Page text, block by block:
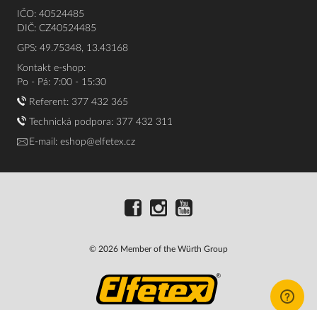
IČO: 40524485
DIČ: CZ40524485
GPS: 49.75348, 13.43168
Kontakt e-shop:
Po - Pá: 7:00 - 15:30
Referent: 377 432 365
Technická podpora: 377 432 311
E-mail: eshop@elfetex.cz
© 2026 Member of the Würth Group